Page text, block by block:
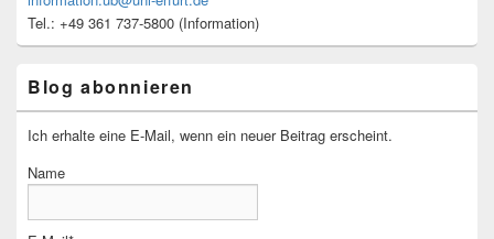
Tel.: +49 361 737-5800 (Information)
Blog abonnieren
Ich erhalte eine E-Mail, wenn ein neuer Beitrag erscheint.
Name